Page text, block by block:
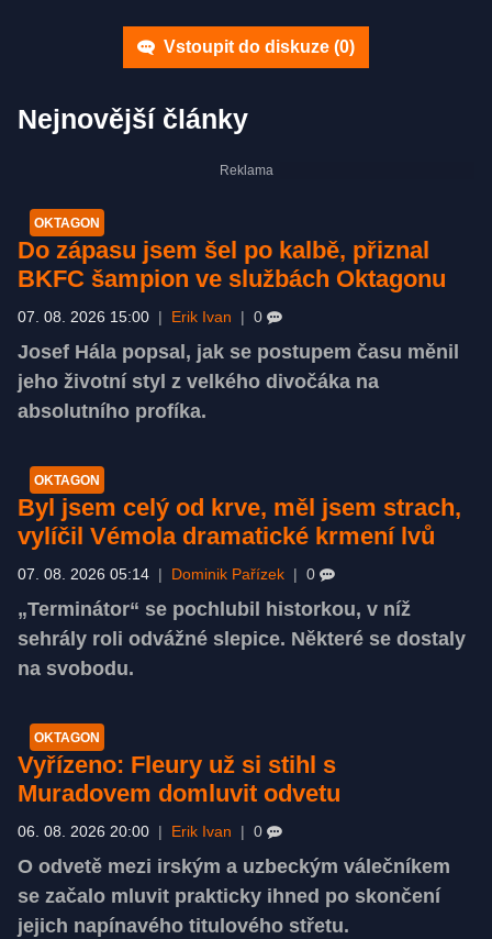
Vstoupit do diskuze (0)
Nejnovější články
OKTAGON
Do zápasu jsem šel po kalbě, přiznal
BKFC šampion ve službách Oktagonu
07. 08. 2026 15:00 Erik Ivan 0
Josef Hála popsal, jak se postupem času měnil
jeho životní styl z velkého divočáka na
absolutního profíka.
OKTAGON
Byl jsem celý od krve, měl jsem strach,
vylíčil Vémola dramatické krmení lvů
07. 08. 2026 05:14 Dominik Pařízek 0
„Terminátor“ se pochlubil historkou, v níž
sehrály roli odvážné slepice. Některé se dostaly
na svobodu.
OKTAGON
Vyřízeno: Fleury už si stihl s
Muradovem domluvit odvetu
06. 08. 2026 20:00 Erik Ivan 0
O odvetě mezi irským a uzbeckým válečníkem
se začalo mluvit prakticky ihned po skončení
jejich napínavého titulového střetu.